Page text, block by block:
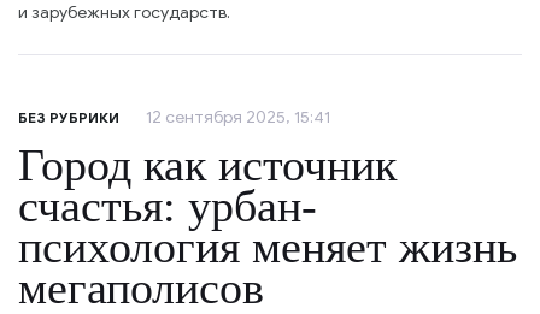
и зарубежных государств.
БЕЗ РУБРИКИ 12 сентября 2025, 15:41
Город как источник
счастья: урбан-
психология меняет жизнь
мегаполисов